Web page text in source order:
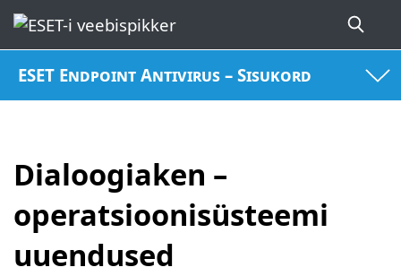
ESET Endpoint Antivirus – Sisukord
Dialoogiaken –
operatsioonisüsteemi
uuendused